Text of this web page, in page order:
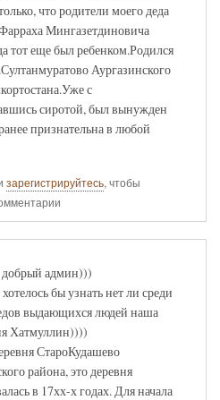
что родители моего деда
Мингазетдиновича
тот еще был ребенком.Родился
Аургазинского
с
сиротой, был вынужден
признательна в любой
зарегистрируйтесь, чтобы
админ)))
бы узнать нет ли среди
выдающихся людей наша
Хатмуллин))))
СтароКудашево
района, это деревня
в 17хх-х годах. Для начала